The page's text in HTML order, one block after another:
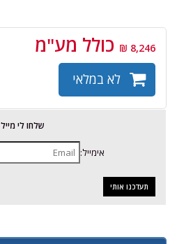
8,246 ₪ כולל מע"מ
לא במלאי
שלחו לי
אימייל: